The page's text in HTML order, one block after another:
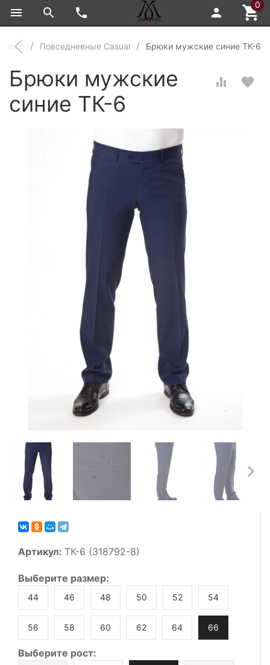
0
Повседневные Casual Брюки мужские синие ТК-6
Брюки мужские
синие ТК-6
Артикул: ТК-6 (318792-8)
Выберите размер:
44 46 48 50 52 54
56 58 60 62 64 66
Выберите рост: